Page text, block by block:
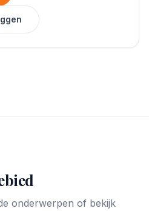
onderwerpen of bekijk